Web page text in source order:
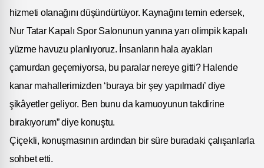
hizmeti olanağını düşündürtüyor. Kaynağını temin edersek,
Nur Tatar Kapalı Spor Salonunun yanına yarı olimpik kapalı
yüzme havuzu planlıyoruz. İnsanların hala ayakları
çamurdan geçemiyorsa, bu paralar nereye gitti? Halende
kanar mahallerimizden ‘buraya bir şey yapılmadı’ diye
şikâyetler geliyor. Ben bunu da kamuoyunun takdirine
bırakıyorum” diye konuştu.
Çiçekli, konuşmasının ardından bir süre buradaki çalışanlarla
sohbet etti.